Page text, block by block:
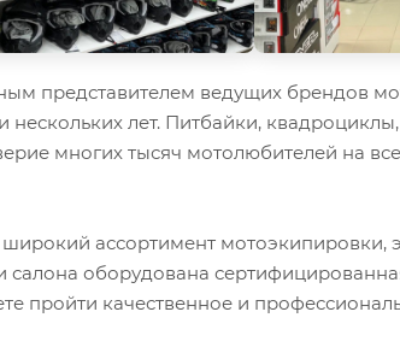
представителем ведущих брендов
лет. Питбайки,
многих тысяч мотолюбителей на
ассортимент мотоэкипировки,
оборудована
пройти качественное и